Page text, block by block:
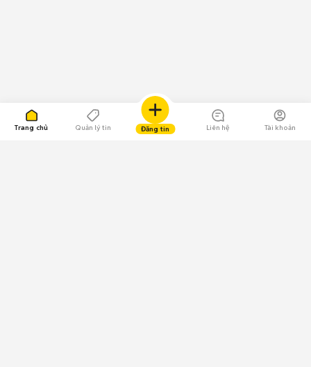
Trang chủ Quản lý tin Đăng tin Liên hệ Tài khoản